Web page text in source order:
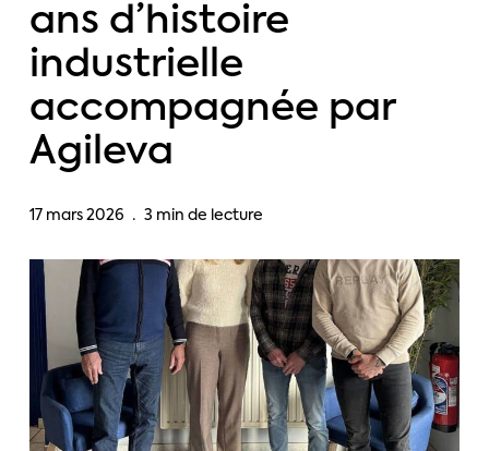
ans d’histoire
industrielle
accompagnée par
Agileva
17 mars 2026 3 min de lecture